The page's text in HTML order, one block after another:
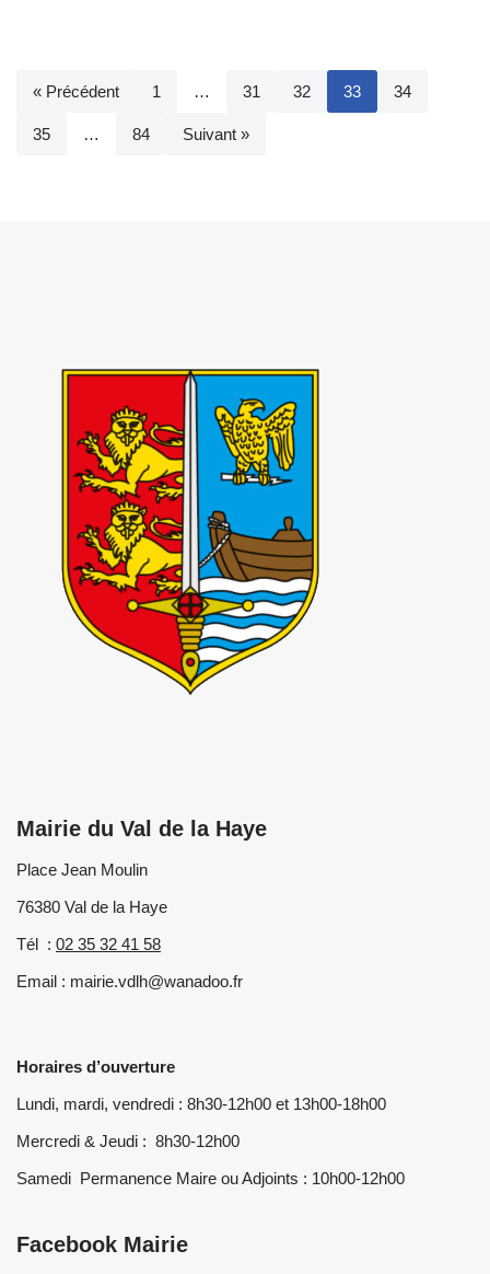
« Précédent 1 … 31 32 33 34
35 … 84 Suivant »
Mairie du Val de la Haye
Place Jean Moulin
76380 Val de la Haye
Tél : 02 35 32 41 58
Email : mairie.vdlh@wanadoo.fr
Horaires d’ouverture
Lundi, mardi, vendredi : 8h30-12h00 et 13h00-18h00
Mercredi & Jeudi : 8h30-12h00
Samedi Permanence Maire ou Adjoints : 10h00-12h00
Facebook Mairie